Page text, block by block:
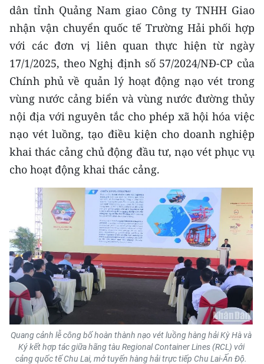
RADIO
E-Magazine
Video
Media Chính trị
Media Kinh tế
Media Văn hóa
Media Xã hội
Media Pháp luật
Media Du lịch
Media Thế giới
Media Thể thao
Media Giáo dục
dân tỉnh Quảng Nam giao Công ty TNHH Giao
nhận vận chuyển quốc tế Trường Hải phối hợp
với các đơn vị liên quan thực hiện từ ngày
17/1/2025, theo Nghị định số 57/2024/NĐ-CP của
Chính phủ về quản lý hoạt động nạo vét trong
vùng nước cảng biển và vùng nước đường thủy
nội địa với nguyên tắc cho phép xã hội hóa việc
nạo vét luồng, tạo điều kiện cho doanh nghiệp
khai thác cảng chủ động đầu tư, nạo vét phục vụ
cho hoạt động khai thác cảng.
Quang cảnh lễ công bố hoàn thành nạo vét luồng hàng hải Kỳ Hà và
Ký kết hợp tác giữa hãng tàu Regional Container Lines (RCL) với
cảng quốc tế Chu Lai, mở tuyến hàng hải trực tiếp Chu Lai-Ấn Độ.